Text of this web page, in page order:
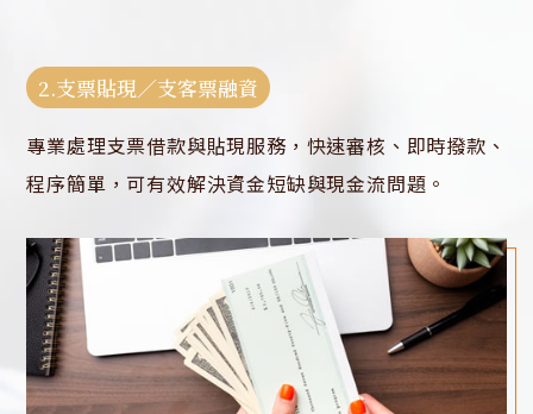
2.支票貼現／支客票融資
專業處理支票借款與貼現服務，快速審核、即時撥款、
程序簡單，可有效解決資金短缺與現金流問題。